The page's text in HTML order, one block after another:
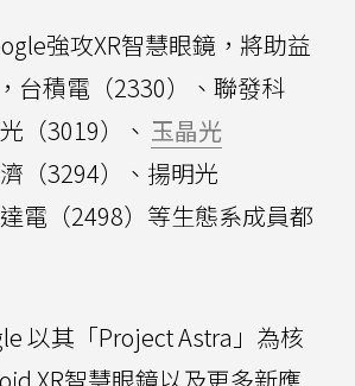
強攻XR智慧眼鏡，將助益
台積電（2330）、聯發科
（3019）、 玉晶光
濟（3294）、揚明光
達電（2498）等生態系成員都
以其「Project Astra」為核